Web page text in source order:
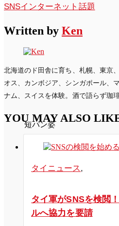
短パン姿
SNSインターネット 話題
Written by Ken
北海道のド田舎に育ち、札幌、東京
オス、カンボジア、シンガポール、
ナム、スイスを体験。酒で語らず珈
YOU MAY ALSO
タイニュース,
タイ軍がSNSを検閲
ルへ協力を要請